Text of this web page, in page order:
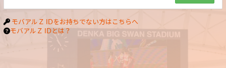
モバアルＺ IDをお持ちでない方はこちらへ
モバアルＺ IDとは？